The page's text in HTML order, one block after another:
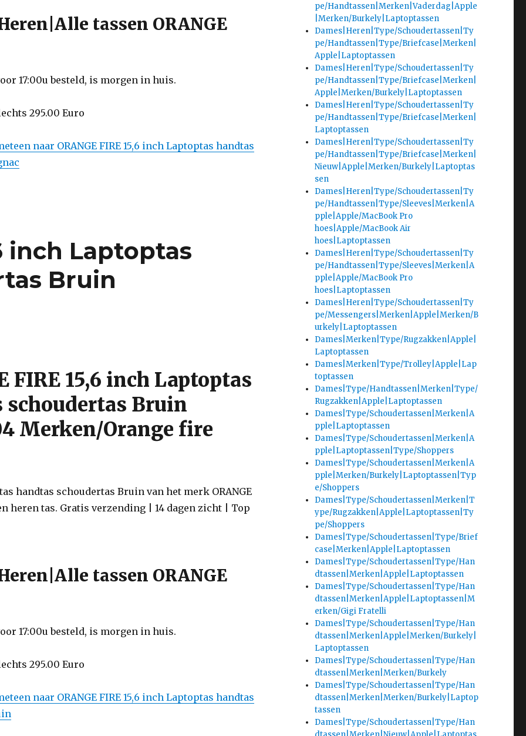
tassen ORANGE
17:00u besteld, is morgen in huis.
295.00 Euro
naar ORANGE FIRE 15,6 inch Laptoptas handtas
inch Laptoptas
Bruin
FIRE 15,6 inch Laptoptas
schoudertas Bruin
Merken/Orange fire
handtas schoudertas Bruin van het merk ORANGE
heren tas. Gratis verzending | 14 dagen zicht | Top
tassen ORANGE
17:00u besteld, is morgen in huis.
295.00 Euro
naar ORANGE FIRE 15,6 inch Laptoptas handtas
pe/Handtassen|Merken|Vaderdag|Apple
|Merken/Burkely|Laptoptassen
Dames|Heren|Type/Schoudertassen|Ty
pe/Handtassen|Type/Briefcase|Merken|
Apple|Laptoptassen
Dames|Heren|Type/Schoudertassen|Ty
pe/Handtassen|Type/Briefcase|Merken|
Apple|Merken/Burkely|Laptoptassen
Dames|Heren|Type/Schoudertassen|Ty
pe/Handtassen|Type/Briefcase|Merken|
Laptoptassen
Dames|Heren|Type/Schoudertassen|Ty
pe/Handtassen|Type/Briefcase|Merken|
Nieuw|Apple|Merken/Burkely|Laptoptas
sen
Dames|Heren|Type/Schoudertassen|Ty
pe/Handtassen|Type/Sleeves|Merken|A
pple|Apple/MacBook Pro
hoes|Apple/MacBook Air
hoes|Laptoptassen
Dames|Heren|Type/Schoudertassen|Ty
pe/Handtassen|Type/Sleeves|Merken|A
pple|Apple/MacBook Pro
hoes|Laptoptassen
Dames|Heren|Type/Schoudertassen|Ty
pe/Messengers|Merken|Apple|Merken/B
urkely|Laptoptassen
Dames|Merken|Type/Rugzakken|Apple|
Laptoptassen
Dames|Merken|Type/Trolley|Apple|Lap
toptassen
Dames|Type/Handtassen|Merken|Type/
Rugzakken|Apple|Laptoptassen
Dames|Type/Schoudertassen|Merken|A
pple|Laptoptassen
Dames|Type/Schoudertassen|Merken|A
pple|Laptoptassen|Type/Shoppers
Dames|Type/Schoudertassen|Merken|A
pple|Merken/Burkely|Laptoptassen|Typ
e/Shoppers
Dames|Type/Schoudertassen|Merken|T
ype/Rugzakken|Apple|Laptoptassen|Ty
pe/Shoppers
Dames|Type/Schoudertassen|Type/Brief
case|Merken|Apple|Laptoptassen
Dames|Type/Schoudertassen|Type/Han
dtassen|Merken|Apple|Laptoptassen
Dames|Type/Schoudertassen|Type/Han
dtassen|Merken|Apple|Laptoptassen|M
erken/Gigi Fratelli
Dames|Type/Schoudertassen|Type/Han
dtassen|Merken|Apple|Merken/Burkely|
Laptoptassen
Dames|Type/Schoudertassen|Type/Han
dtassen|Merken|Merken/Burkely
Dames|Type/Schoudertassen|Type/Han
dtassen|Merken|Merken/Burkely|Laptop
tassen
Dames|Type/Schoudertassen|Type/Han